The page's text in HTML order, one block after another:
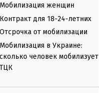
Мобилизация женщин
Контракт для 18-24-летних
Отсрочка от мобилизации
Мобилизация в Украине:
сколько человек мобилизует
ТЦК